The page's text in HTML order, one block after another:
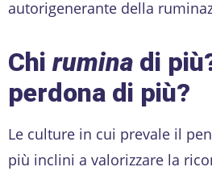
autorigenerante della
Chi rumina di
perdona di più?
Le culture in cui prevale il
più inclini a valorizzare la